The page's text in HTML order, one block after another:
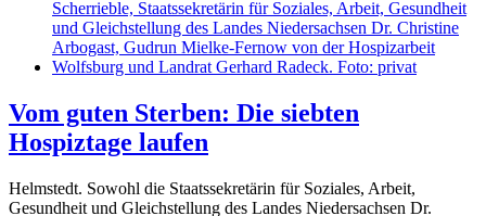
Vom guten Sterben: Die siebten
Hospiztage laufen
Helmstedt. Sowohl die Staatssekretärin für Soziales, Arbeit,
Gesundheit und Gleichstellung des Landes Niedersachsen Dr.